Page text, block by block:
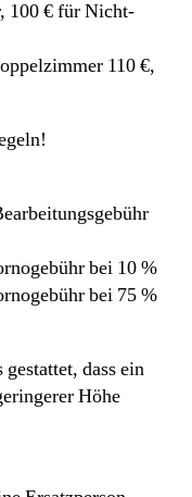
100 € für Nicht-
110 €,
bei 10 %
bei 75 %
dass ein
Höhe